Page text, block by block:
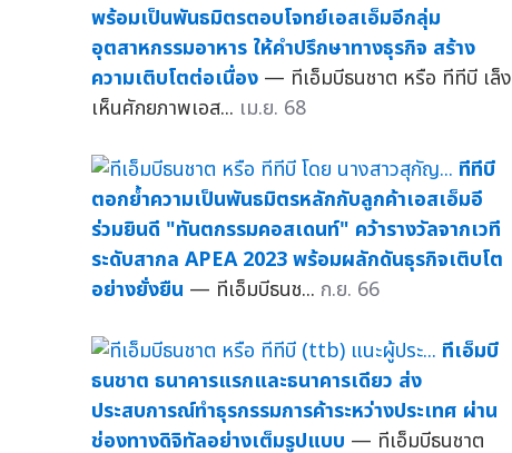
พร้อมเป็นพันธมิตรตอบโจทย์เอสเอ็มอีกลุ่ม
อุตสาหกรรมอาหาร ให้คำปรึกษาทางธุรกิจ สร้าง
ความเติบโตต่อเนื่อง — ทีเอ็มบีธนชาต หรือ ทีทีบี เล็ง
เห็นศักยภาพเอส... เม.ย. 68
ทีทีบี
ตอกย้ำความเป็นพันธมิตรหลักกับลูกค้าเอสเอ็มอี
ร่วมยินดี "ทันตกรรมคอสเดนท์" คว้ารางวัลจากเวที
ระดับสากล APEA 2023 พร้อมผลักดันธุรกิจเติบโต
อย่างยั่งยืน — ทีเอ็มบีธนช... ก.ย. 66
ทีเอ็มบี
ธนชาต ธนาคารแรกและธนาคารเดียว ส่ง
ประสบการณ์ทำธุรกรรมการค้าระหว่างประเทศ ผ่าน
ช่องทางดิจิทัลอย่างเต็มรูปแบบ — ทีเอ็มบีธนชาต